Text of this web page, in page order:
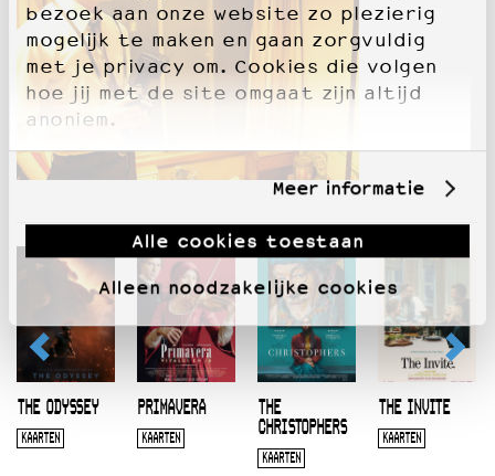
bezoek aan onze website zo plezierig
mogelijk te maken en gaan zorgvuldig
met je privacy om. Cookies die volgen
hoe jij met de site omgaat zijn altijd
anoniem.
Meer informatie
Alle cookies toestaan
Alleen noodzakelijke cookies
THE ODYSSEY
KAARTEN
PRIMAVERA
KAARTEN
THE
CHRISTOPHERS
KAARTEN
THE INVITE
KAARTEN